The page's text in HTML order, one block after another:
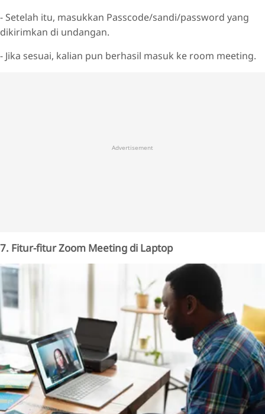
- Setelah itu, masukkan Passcode/sandi/password yang
dikirimkan di undangan.
- Jika sesuai, kalian pun berhasil masuk ke room meeting.
Advertisement
7. Fitur-fitur Zoom Meeting di Laptop